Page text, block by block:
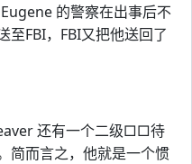
的警察在出事后不
至FBI，FBI又把他送回了
还有一个二级□□待
简而言之，他就是一个惯